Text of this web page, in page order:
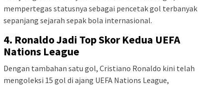
mempertegas statusnya sebagai pencetak gol terbanyak
sepanjang sejarah sepak bola internasional.
4. Ronaldo Jadi Top Skor Kedua UEFA
Nations League
Dengan tambahan satu gol, Cristiano Ronaldo kini telah
mengoleksi 15 gol di ajang UEFA Nations League,